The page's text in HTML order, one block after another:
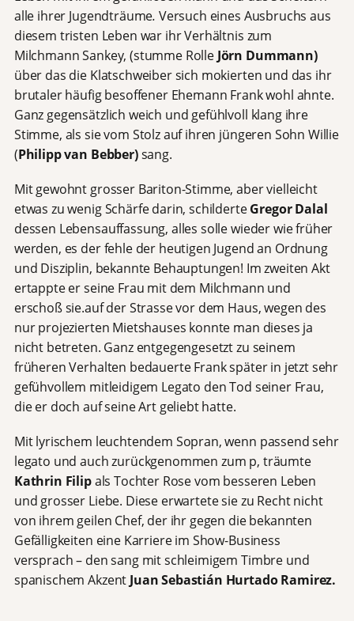
alle ihrer Jugendträume. Versuch eines Ausbruchs aus
diesem tristen Leben war ihr Verhältnis zum
Milchmann Sankey, (stumme Rolle Jörn Dummann)
über das die Klatschweiber sich mokierten und das ihr
brutaler häufig besoffener Ehemann Frank wohl ahnte.
Ganz gegensätzlich weich und gefühlvoll klang ihre
Stimme, als sie vom Stolz auf ihren jüngeren Sohn Willie
(Philipp van Bebber)sang.
Mit gewohnt grosser Bariton-Stimme, aber vielleicht
etwas zu wenig Schärfe darin, schilderteGregor Dalal
dessen Lebensauffassung, alles solle wieder wie früher
werden, es der fehle der heutigen Jugend an Ordnung
und Disziplin, bekannte Behauptungen! Im zweiten Akt
ertappte er seine Frau mit dem Milchmann und
erschoß sie.auf der Strasse vor dem Haus, wegen des
nur projezierten Mietshauses konnte man dieses ja
nicht betreten. Ganz entgegengesetzt zu seinem
früheren Verhalten bedauerte Frank später in jetzt sehr
gefühvollem mitleidigem Legato den Tod seiner Frau,
die er doch auf seine Art geliebt hatte.
Mit lyrischem leuchtendem Sopran, wenn passend sehr
legato und auch zurückgenommen zum p, träumte
Kathrin Filipals Tochter Rose vom besseren Leben
und grosser Liebe. Diese erwartete sie zu Recht nicht
von ihrem geilen Chef, der ihr gegen die bekannten
Gefälligkeiten eine Karriere im Show-Business
versprach – den sang mit schleimigem Timbre und
spanischem Akzent Juan Sebastián Hurtado Ramirez.